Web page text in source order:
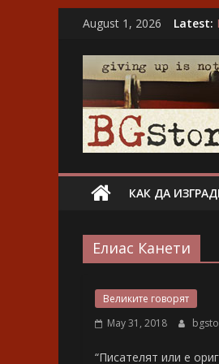
content
August 1, 2026 Latest:
Всичко
за
голямото
на
завладяващия
КАК ДА
Елиас Канети
Великите говорят
May 31, 2018
“Писателят или е